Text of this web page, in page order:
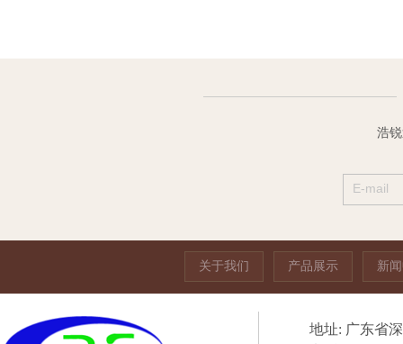
浩
关于我们 产品展示 新
地址: 广东省